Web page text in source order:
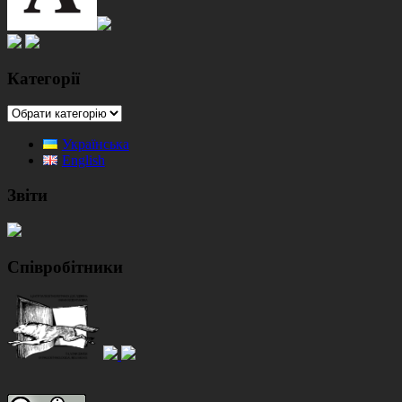
Категорії
Категорії
Українська
English
Звіти
Співробітники